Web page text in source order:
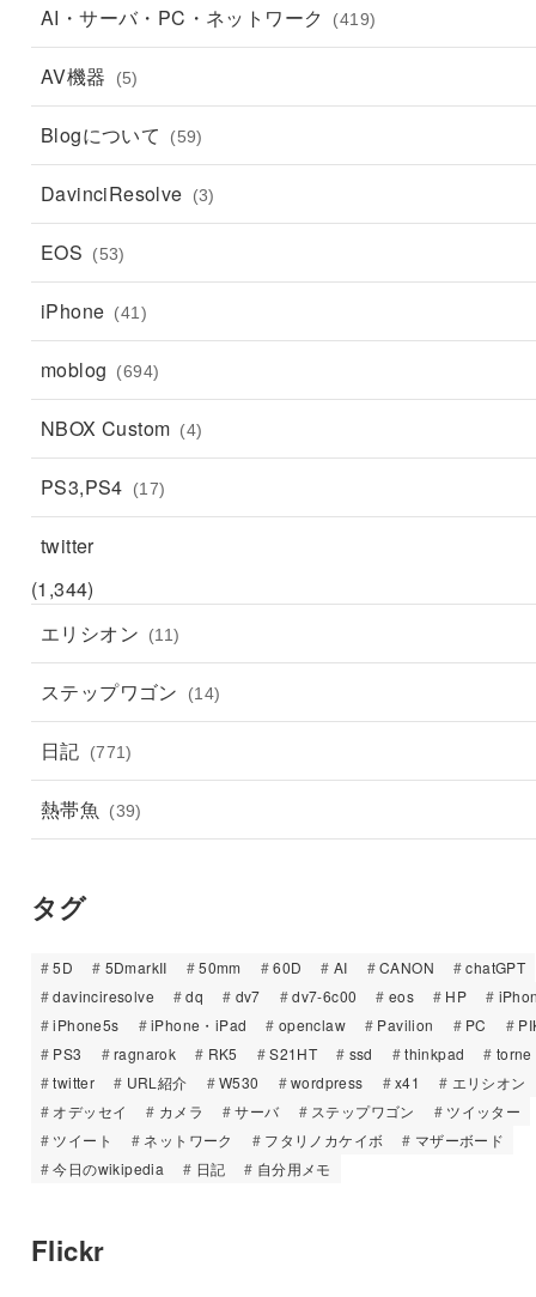
AI・サーバ・PC・ネットワーク (419)
AV機器 (5)
Blogについて (59)
DavinciResolve (3)
EOS (53)
iPhone (41)
moblog (694)
NBOX Custom (4)
PS3,PS4 (17)
twitter
(1,344)
エリシオン
(11)
ステップワゴン (14)
日記 (771)
熱帯魚 (39)
タグ
5D 5DmarkII 50mm 60D AI CANON
chatGPT
davinciresolve
dq dv7 dv7-6c00 eos HP
iPhone5s
iPhone・iPad openclaw Pavilion PC
PS3
ragnarok RK5 S21HT ssd thinkpad
torne
twitter
URL紹介 W530 wordpress x41
エリシオン
オデッセイ
カメラ サーバ ステップワゴン
ツイッター
ツイート
ネットワーク フタリノカケイボ
マザーボード
今日のwikipedia
日記 自分用メモ
Flickr